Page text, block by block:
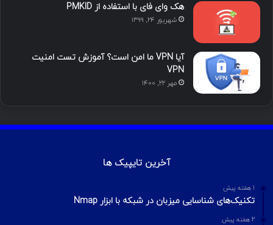
هک وای فای با استفاده از PMKID
شهریور ۲۴, ۱۳۹۹
آیا VPN ما امن است؟ آموزش تست امنیت
VPN
مهر ۲۲, ۱۴۰۰
آخرین تایپیک ها
1 هفته پیش
تکنیک‌های شناسایی میزبان در شبکه با ابزار Nmap
2 هفته پیش